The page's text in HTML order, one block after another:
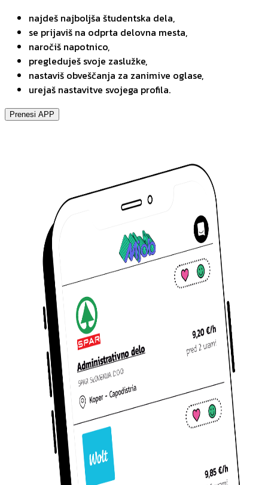
najdeš najboljša študentska dela,
se prijaviš na odprta delovna mesta,
naročiš napotnico,
pregleduješ svoje zaslužke,
nastaviš obveščanja za zanimive oglase,
urejaš nastavitve svojega profila.
Prenesi APP